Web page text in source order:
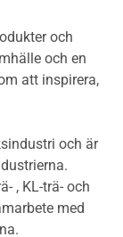
och
och en
att inspirera,
och är
, KL-trä- och
med